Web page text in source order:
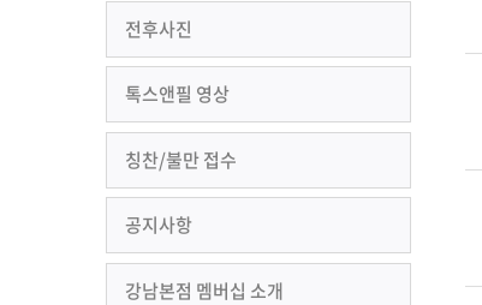
전후사진
톡스앤필 영상
칭찬/불만 접수
공지사항
강남본점 멤버십 소개